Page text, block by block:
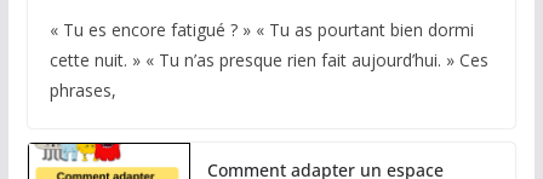
« Tu es encore fatigué ? » « Tu as pourtant bien dormi
cette nuit. » « Tu n’as presque rien fait aujourd’hui. » Ces
phrases,
Comment adapter un espace